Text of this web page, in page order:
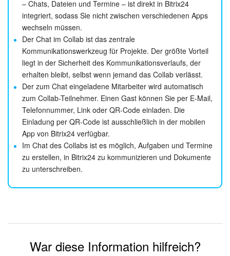
– Chats, Dateien und Termine – ist direkt in Bitrix24
integriert, sodass Sie nicht zwischen verschiedenen Apps
wechseln müssen.
Der Chat im Collab ist das zentrale
Kommunikationswerkzeug für Projekte. Der größte Vorteil
liegt in der Sicherheit des Kommunikationsverlaufs, der
erhalten bleibt, selbst wenn jemand das Collab verlässt.
Der zum Chat eingeladene Mitarbeiter wird automatisch
zum Collab-Teilnehmer. Einen Gast können Sie per E-Mail,
Telefonnummer, Link oder QR-Code einladen. Die
Einladung per QR-Code ist ausschließlich in der mobilen
App von Bitrix24 verfügbar.
Im Chat des Collabs ist es möglich, Aufgaben und Termine
zu erstellen, in Bitrix24 zu kommunizieren und Dokumente
zu unterschreiben.
War diese Information hilfreich?